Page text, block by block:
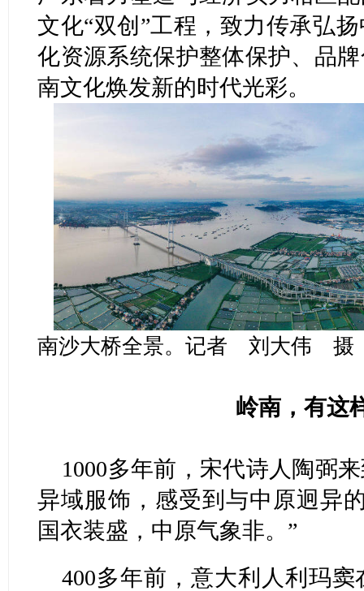
文化“双创”工程，致力传承弘
化资源系统保护整体保护、品
南文化焕发新的时代光彩。
南沙大桥全景。记者 刘大伟 摄
岭南，有这
1000多年前，宋代诗人陶弼
异域服饰，感受到与中原迥异
国衣装盛，中原气象非。”
400多年前，意大利人利玛